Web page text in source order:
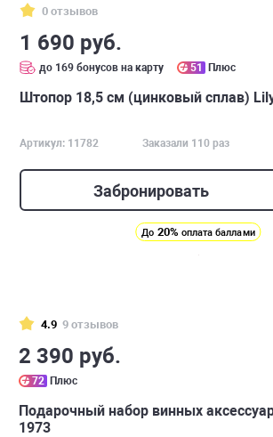
0 отзывов
1 690 руб.
до 169 бонусов на карту 51 Плюс
Штопор 18,5 см (цинковый сплав)
Артикул: 11782 Заказали 110 раз
Забронировать
До 20% оплата баллами
4.9 9 отзывов
2 390 руб.
72 Плюс
Подарочный набор винных
1973